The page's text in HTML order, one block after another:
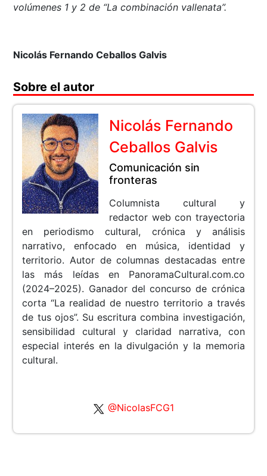
volúmenes 1 y 2 de “La combinación vallenata”.
Nicolás Fernando Ceballos Galvis
Sobre el autor
Nicolás Fernando
Ceballos Galvis
Comunicación sin
fronteras
Columnista cultural y
redactor web con trayectoria
en periodismo cultural, crónica y análisis
narrativo, enfocado en música, identidad y
territorio. Autor de columnas destacadas entre
las más leídas en PanoramaCultural.com.co
(2024–2025). Ganador del concurso de crónica
corta “La realidad de nuestro territorio a través
de tus ojos”. Su escritura combina investigación,
sensibilidad cultural y claridad narrativa, con
especial interés en la divulgación y la memoria
cultural.
@NicolasFCG1